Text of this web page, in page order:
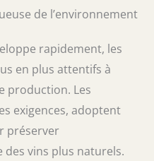
de l’environnement
rapidement, les
en plus attentifs à
production. Les
exigences, adoptent
préserver
vins plus naturels.